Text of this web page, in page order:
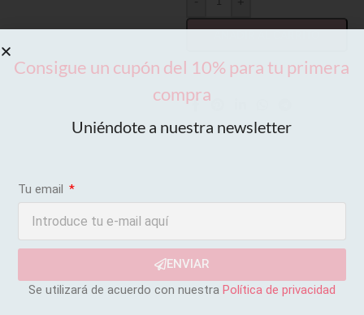
Consigue un cupón del 10% para tu primera
compra
Uniéndote a nuestra newsletter
Tu email
ENVIAR
Se utilizará de acuerdo con nuestra Política de privacidad